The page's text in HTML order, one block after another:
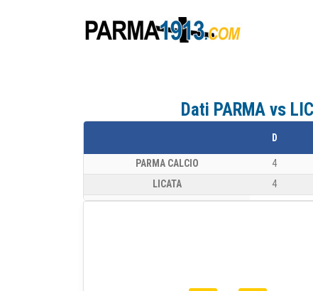
Dati PARMA vs
D
PARMA CALCIO 4
LICATA
4